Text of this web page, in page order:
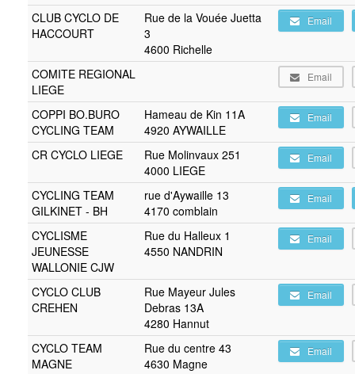
CLUB CYCLO DE
HACCOURT
Rue de la Vouée Juetta
3
4600 Richelle
Email
COMITE REGIONAL
LIEGE
Email
COPPI BO.BURO
CYCLING TEAM
Hameau de Kin 11A
4920 AYWAILLE
Email
CR CYCLO LIEGE
Rue Molinvaux 251
4000 LIEGE
Email
CYCLING TEAM
GILKINET - BH
rue d'Aywaille 13
4170 comblain
Email
CYCLISME
JEUNESSE
WALLONIE CJW
Rue du Halleux 1
4550 NANDRIN
Email
CYCLO CLUB
CREHEN
Rue Mayeur Jules
Debras 13A
4280 Hannut
Email
CYCLO TEAM
MAGNE
Rue du centre 43
4630 Magne
Email